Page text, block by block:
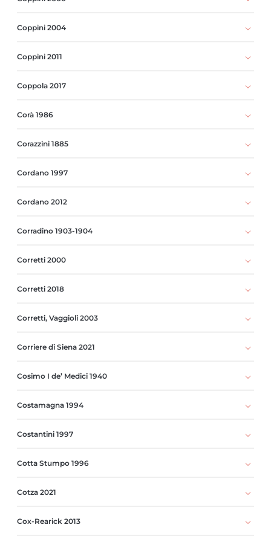
Coppini 2004
Coppini 2011
Coppola 2017
Corà 1986
Corazzini 1885
Cordano 1997
Cordano 2012
Corradino 1903-1904
Corretti 2000
Corretti 2018
Corretti, Vaggioli 2003
Corriere di Siena 2021
Cosimo I de’ Medici 1940
Costamagna 1994
Costantini 1997
Cotta Stumpo 1996
Cotza 2021
Cox-Rearick 2013